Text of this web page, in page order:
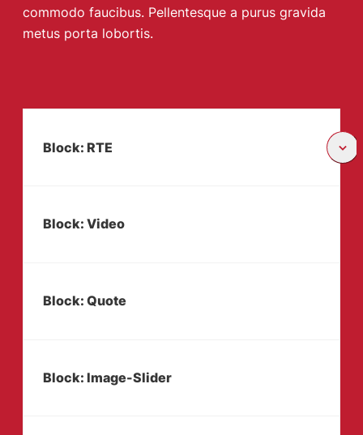
commodo faucibus. Pellentesque a purus gravida
metus porta lobortis.
Block: RTE
Block: Video
Block: Quote
Block: Image-Slider